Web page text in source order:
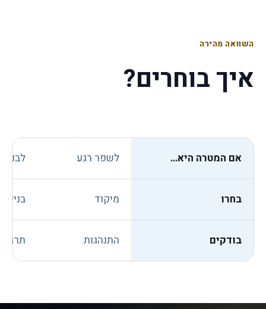
השוואה מהירה
איך בוחרים?
אם המטרה היא… לשפר רגע
בחרו מיקוד בניית
בודקים התנהגות